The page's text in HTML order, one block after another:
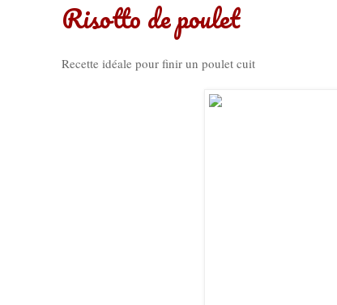
Risotto de poulet
Recette idéale pour finir un poulet cuit